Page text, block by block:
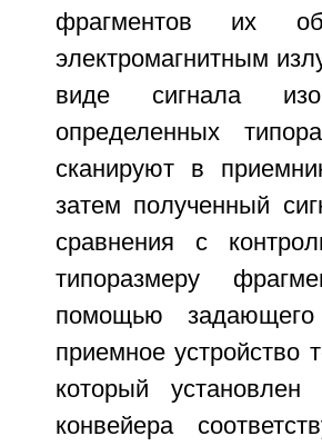
фрагментов их
электромагнитным
виде сигнала
определенных
сканируют в
затем полученный
сравнения с
типоразмеру
помощью
приемное устройство
который установлен
конвейера